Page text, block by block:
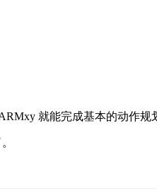
就能完成基本的动作规